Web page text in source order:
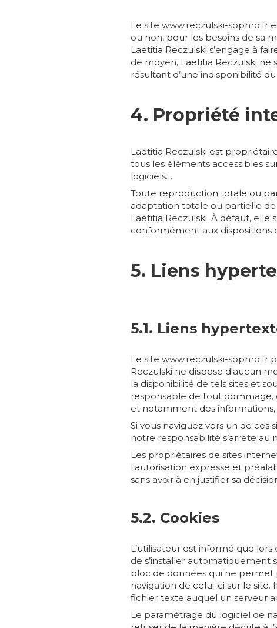
Le site www.reczulski-sophro.fr
ou non, pour les besoins de sa
Laetitia Reczulski s’engage à
de moyen, Laetitia Reczulski
résultant d’une indisponibilité du
4. Propriété
Laetitia Reczulski est
tous les éléments accessibles
logiciels…
Toute reproduction totale ou
adaptation totale ou partielle
Laetitia Reczulski. À défaut,
conformément aux dispositions
5. Liens
5.1. Liens
Le site www.reczulski-sophro.fr
Reczulski ne dispose d'aucun
la disponibilité de tels sites et
responsable de tout dommage,
et notamment des informations,
Si vous naviguez vers un de
notre responsabilité s’arrête
Les propriétaires de sites
l'autorisation expresse et
sans avoir à en justifier sa
5.2. Cookies
L’utilisateur est informé que
de s’installer automatiquement
bloc de données qui ne permet
navigation de celui-ci sur le
fichier texte auquel un serveur
Le paramétrage du logiciel de